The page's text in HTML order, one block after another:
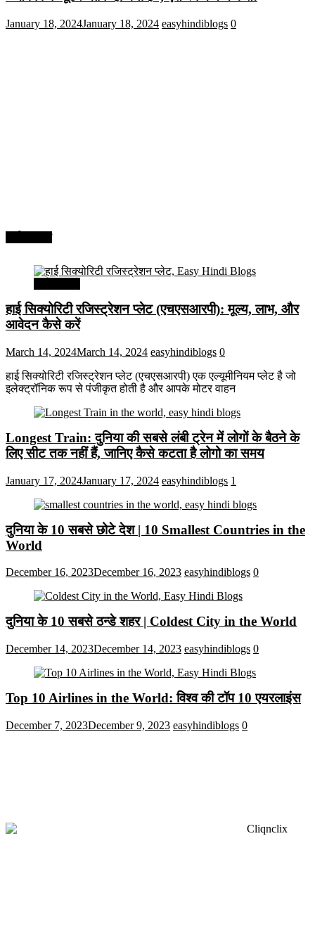
January 18, 2024January 18, 2024 easyhindiblogs 0
हाई सिक्योरिटी रजिस्ट्रेशन प्लेट (एचएसआरपी): मूल्य, लाभ, और
आवेदन कैसे करें
March 14, 2024March 14, 2024 easyhindiblogs 0
हाई सिक्योरिटी रजिस्ट्रेशन प्लेट (एचएसआरपी) एक एल्यूमीनियम प्लेट है जो
इलेक्ट्रॉनिक रूप से पंजीकृत होती है और आपके मोटर वाहन
Longest Train: दुनिया की सबसे लंबी ट्रेन में लोगों के बैठने के
लिए सीट तक ​​नहीं हैं, जानिए कैसे कटता है लोगो का समय
January 17, 2024January 17, 2024 easyhindiblogs 1
दुनिया के 10 सबसे छोटे देश | 10 Smallest Countries in the
World
December 16, 2023December 16, 2023 easyhindiblogs 0
दुनिया के 10 सबसे ठन्डे शहर | Coldest City in the World
December 14, 2023December 14, 2023 easyhindiblogs 0
Top 10 Airlines in the World: विश्व की टॉप 10 एयरलाइंस
December 7, 2023December 9, 2023 easyhindiblogs 0